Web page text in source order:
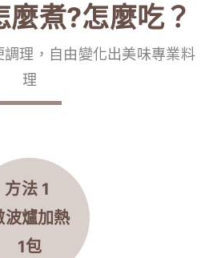
麼煮?怎麼吃？
理，自由變化出美味專業料
理
方法 1
波爐加熱
1包